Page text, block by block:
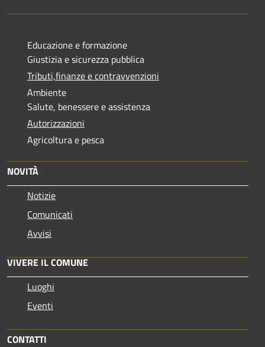
Educazione e formazione
Giustizia e sicurezza pubblica
Tributi,finanze e contravvenzioni
Ambiente
Salute, benessere e assistenza
Autorizzazioni
Agricoltura e pesca
NOVITÀ
Notizie
Comunicati
Avvisi
VIVERE IL COMUNE
Luoghi
Eventi
CONTATTI